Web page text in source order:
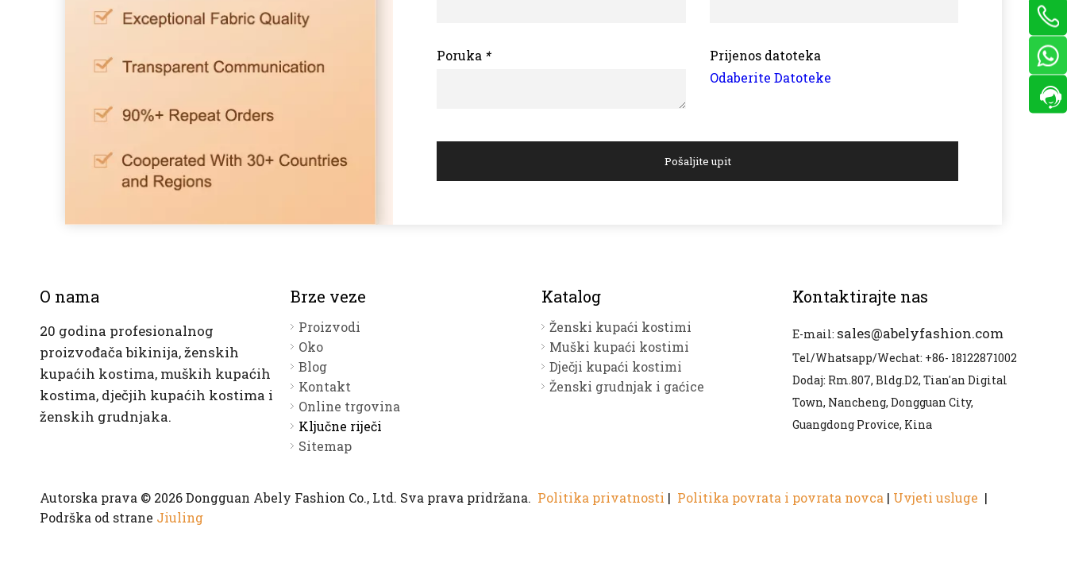
*
Poruka
Prijenos datoteka
Odaberite Datoteke
Pošaljite upit
O nama
20 godina profesionalnog
proizvođača bikinija, ženskih
kupaćih kostima, muških kupaćih
kostima, dječjih kupaćih kostima i
ženskih grudnjaka.
Brze veze
Proizvodi
Oko
Blog
Kontakt
Online trgovina
Ključne riječi
Sitemap
Katalog
Ženski kupaći kostimi
Muški kupaći kostimi
Dječji kupaći kostimi
Ženski grudnjak i gaćice
Kontaktirajte nas
E-mail: sales@abelyfashion.com
Tel/Whatsapp/Wechat: +86- 18122871002
Dodaj: Rm.807, Bldg.D2, Tian'an Digital
Town, Nancheng, Dongguan City,
Guangdong Provice, Kina
Autorska prava © 2026 Dongguan Abely Fashion Co., Ltd. Sva prava pridržana. Politika privatnosti | Politika povrata i povrata novca | Uvjeti usluge |
Podrška od strane Jiuling